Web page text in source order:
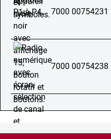
7000 00754231
7000 00754238